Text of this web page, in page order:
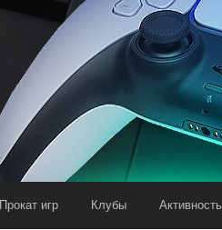
Прокат игр Клубы Активность